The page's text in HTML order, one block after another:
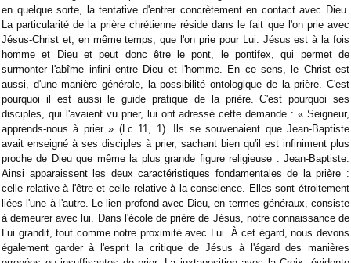
en quelque sorte, la tentative d'entrer concrètement en contact avec Dieu.
La particularité de la prière chrétienne réside dans le fait que l'on prie avec
Jésus-Christ et, en même temps, que l'on prie pour Lui. Jésus est à la fois
homme et Dieu et peut donc être le pont, le pontifex, qui permet de
surmonter l'abîme infini entre Dieu et l'homme. En ce sens, le Christ est
aussi, d'une manière générale, la possibilité ontologique de la prière. C'est
pourquoi il est aussi le guide pratique de la prière. C'est pourquoi ses
disciples, qui l'avaient vu prier, lui ont adressé cette demande : « Seigneur,
apprends-nous à prier » (Lc 11, 1). Ils se souvenaient que Jean-Baptiste
avait enseigné à ses disciples à prier, sachant bien qu'il est infiniment plus
proche de Dieu que même la plus grande figure religieuse : Jean-Baptiste.
Ainsi apparaissent les deux caractéristiques fondamentales de la prière :
celle relative à l'être et celle relative à la conscience. Elles sont étroitement
liées l'une à l'autre. Le lien profond avec Dieu, en termes généraux, consiste
à demeurer avec lui. Dans l'école de prière de Jésus, notre connaissance de
Lui grandit, tout comme notre proximité avec Lui. À cet égard, nous devons
également garder à l'esprit la critique de Jésus à l'égard des manières